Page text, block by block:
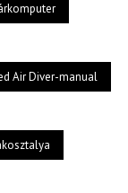
Air Diver-manual